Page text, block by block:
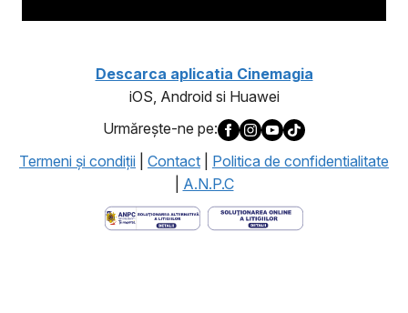
Descarca aplicatia Cinemagia
iOS, Android si Huawei
Urmăreşte-ne pe:
Termeni şi condiţii
Contact
Politica de confidentialitate
A.N.P.C